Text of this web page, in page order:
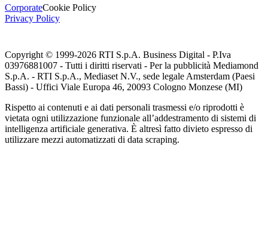
CorporateCookie Policy
Privacy Policy
Copyright © 1999-2026 RTI S.p.A. Business Digital - P.Iva
03976881007 - Tutti i diritti riservati - Per la pubblicità Mediamond
S.p.A. - RTI S.p.A., Mediaset N.V., sede legale Amsterdam (Paesi
Bassi) - Uffici Viale Europa 46, 20093 Cologno Monzese (MI)
Rispetto ai contenuti e ai dati personali trasmessi e/o riprodotti è
vietata ogni utilizzazione funzionale all’addestramento di sistemi di
intelligenza artificiale generativa. È altresì fatto divieto espresso di
utilizzare mezzi automatizzati di data scraping.